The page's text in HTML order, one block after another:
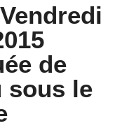
de
sous le